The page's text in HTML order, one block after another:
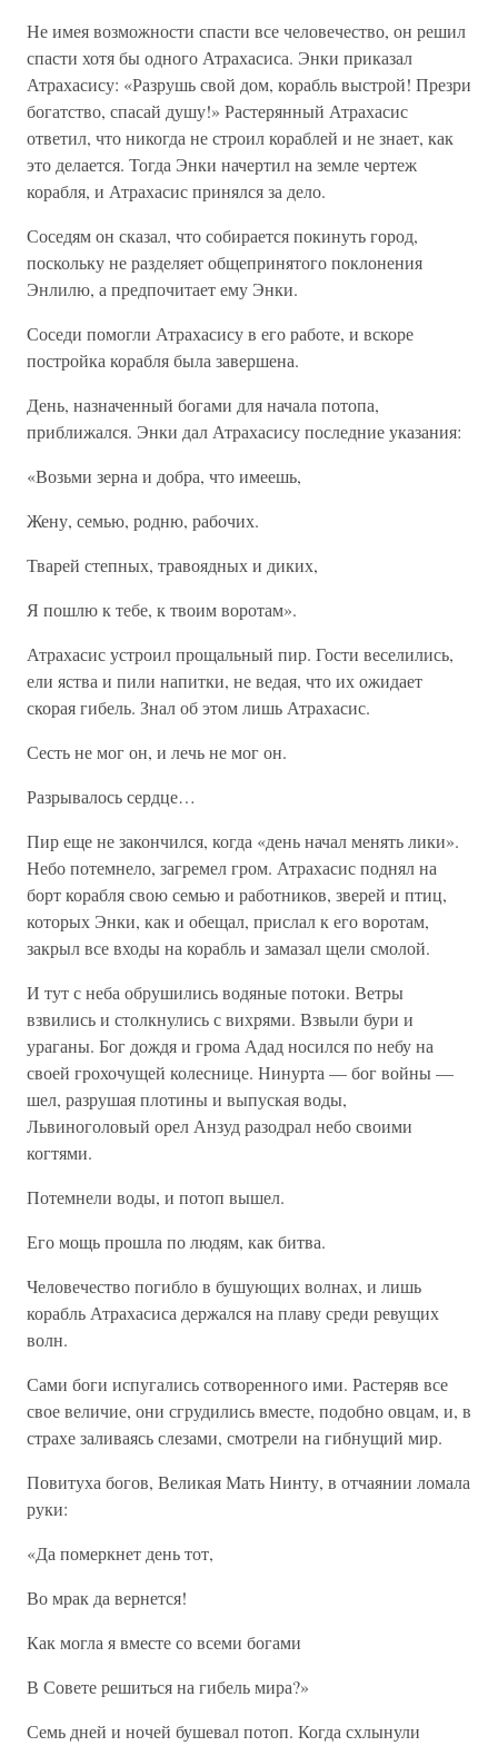
Не имея возможности спасти все человечество, он решил
спасти хотя бы одного Атрахасиса. Энки приказал
Атрахасису: «Разрушь свой дом, корабль выстрой! Презри
богатство, спасай душу!» Растерянный Атрахасис
ответил, что никогда не строил кораблей и не знает, как
это делается. Тогда Энки начертил на земле чертеж
корабля, и Атрахасис принялся за дело.
Соседям он сказал, что собирается покинуть город,
поскольку не разделяет общепринятого поклонения
Энлилю, а предпочитает ему Энки.
Соседи помогли Атрахасису в его работе, и вскоре
постройка корабля была завершена.
День, назначенный богами для начала потопа,
приближался. Энки дал Атрахасису последние указания:
«Возьми зерна и добра, что имеешь,
Жену, семью, родню, рабочих.
Тварей степных, травоядных и диких,
Я пошлю к тебе, к твоим воротам».
Атрахасис устроил прощальный пир. Гости веселились,
ели яства и пили напитки, не ведая, что их ожидает
скорая гибель. Знал об этом лишь Атрахасис.
Сесть не мог он, и лечь не мог он.
Разрывалось сердце…
Пир еще не закончился, когда «день начал менять лики».
Небо потемнело, загремел гром. Атрахасис поднял на
борт корабля свою семью и работников, зверей и птиц,
которых Энки, как и обещал, прислал к его воротам,
закрыл все входы на корабль и замазал щели смолой.
И тут с неба обрушились водяные потоки. Ветры
взвились и столкнулись с вихрями. Взвыли бури и
ураганы. Бог дождя и грома Адад носился по небу на
своей грохочущей колеснице. Нинурта — бог войны —
шел, разрушая плотины и выпуская воды,
Львиноголовый орел Анзуд разодрал небо своими
когтями.
Потемнели воды, и потоп вышел.
Его мощь прошла по людям, как битва.
Человечество погибло в бушующих волнах, и лишь
корабль Атрахасиса держался на плаву среди ревущих
волн.
Сами боги испугались сотворенного ими. Растеряв все
свое величие, они сгрудились вместе, подобно овцам, и, в
страхе заливаясь слезами, смотрели на гибнущий мир.
Повитуха богов, Великая Мать Нинту, в отчаянии ломала
руки:
«Да померкнет день тот,
Во мрак да вернется!
Как могла я вместе со всеми богами
В Совете решиться на гибель мира?»
Семь дней и ночей бушевал потоп. Когда схлынули